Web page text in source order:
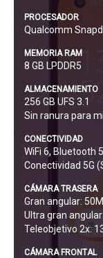
PROCESADOR
Qualcomm
MEMORIA RAM
8 GB LPDDR5
ALMACENAMIENTO
256 GB UFS 3.1
Sin ranura para
CONECTIVIDAD
WiFi 6, Bluetooth
Conectividad 5G
CÁMARA TRASERA
Gran angular:
Ultra gran
Teleobjetivo 2x:
CÁMARA FRONTAL